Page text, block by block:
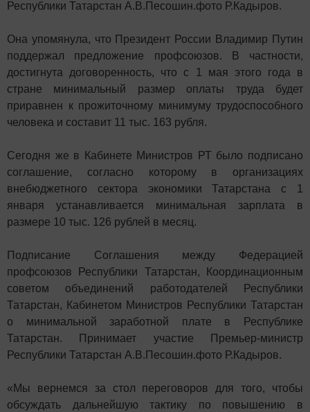
Республики Татарстан А.В.Песошин.фото Р.Кадыров.
Она упомянула, что Президент России Владимир Путин
поддержал предложение профсоюзов. В частности,
достигнута договоренность, что с 1 мая этого года в
стране минимальный размер оплаты труда будет
приравнен к прожиточному минимуму трудоспособного
человека и составит 11 тыс. 163 рубля.
Сегодня же в Кабинете Министров РТ было подписано
соглашение, согласно которому в организациях
внебюджетного сектора экономики Татарстана с 1
января устанавливается минимальная зарплата в
размере 10 тыс. 126 рублей в месяц.
Подписание Соглашения между Федерацией
профсоюзов Республики Татарстан, Координационным
советом объединений работодателей Республики
Татарстан, Кабинетом Министров Республики Татарстан
о минимальной заработной плате в Республике
Татарстан. Принимает участие Премьер-министр
Республики Татарстан А.В.Песошин.фото Р.Кадыров.
«Мы вернемся за стол переговоров для того, чтобы
обсуждать дальнейшую тактику по повышению в